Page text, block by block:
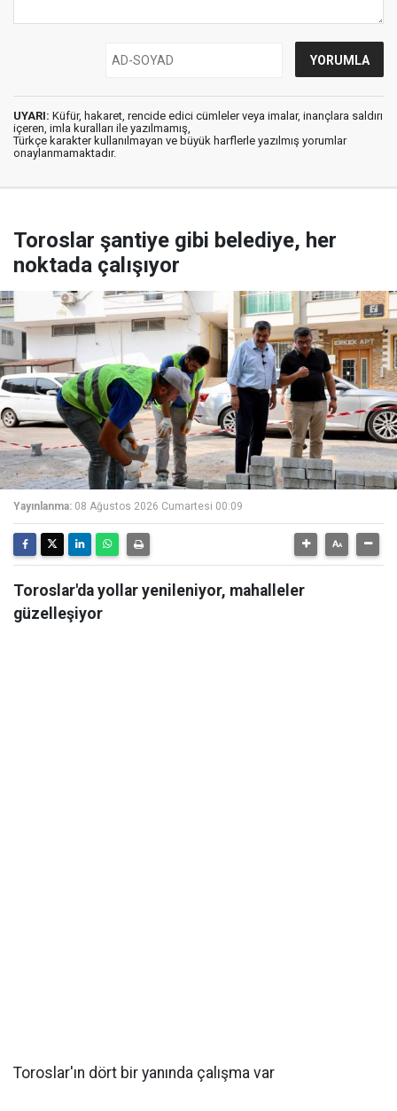
UYARI: Küfür, hakaret, rencide edici cümleler veya imalar, inançlara saldırı
içeren, imla kuralları ile yazılmamış,
Türkçe karakter kullanılmayan ve büyük harflerle yazılmış yorumlar
onaylanmamaktadır.
Toroslar şantiye gibi belediye, her
noktada çalışıyor
Yayınlanma: 08 Ağustos 2026 Cumartesi 00:09
Toroslar'da yollar yenileniyor, mahalleler
güzelleşiyor
Toroslar'ın dört bir yanında çalışma var